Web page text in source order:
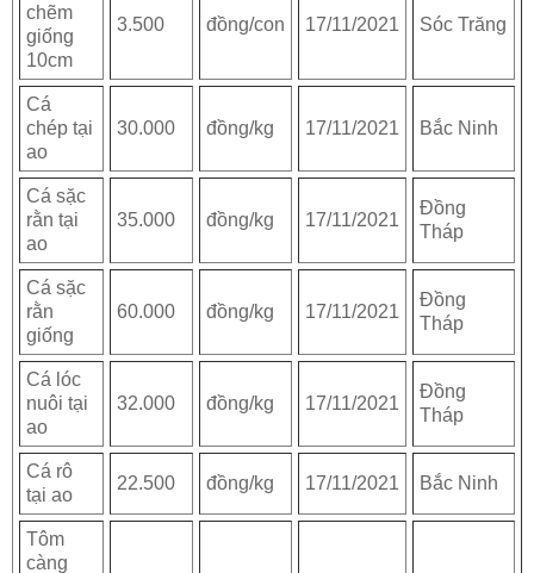
chẽm
giống
10cm
3.500 đồng/con 17/11/2021 Sóc Trăng
Cá
chép tại
ao
30.000 đồng/kg 17/11/2021 Bắc Ninh
Cá sặc
rằn tại
ao
35.000 đồng/kg 17/11/2021
Đồng
Tháp
Cá sặc
rằn
giống
60.000 đồng/kg 17/11/2021
Đồng
Tháp
Cá lóc
nuôi tại
ao
32.000 đồng/kg 17/11/2021
Đồng
Tháp
Cá rô
tại ao
22.500 đồng/kg 17/11/2021 Bắc Ninh
Tôm
càng